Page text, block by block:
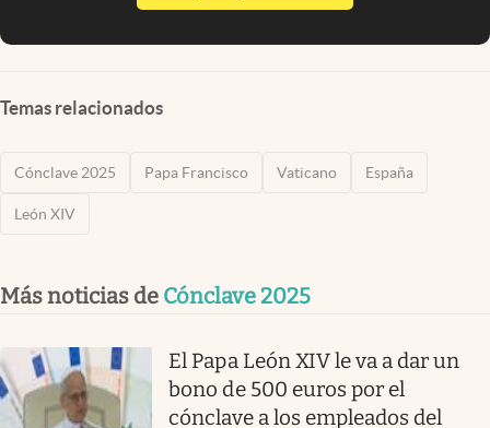
Temas relacionados
Cónclave 2025 Papa Francisco Vaticano España
León XIV
Más noticias de Cónclave 2025
El Papa León XIV le va a dar un
bono de 500 euros por el
cónclave a los empleados del